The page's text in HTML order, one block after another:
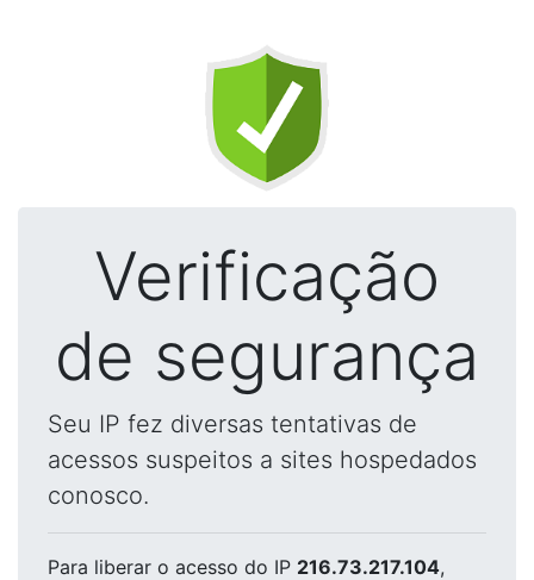
Verificação
de segurança
Seu IP fez diversas tentativas de
acessos suspeitos a sites hospedados
conosco.
Para liberar o acesso do IP 216.73.217.104,